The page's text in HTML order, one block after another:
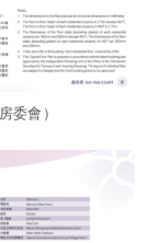
委會）